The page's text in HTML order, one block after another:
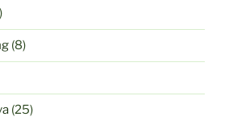
(8)
(25)